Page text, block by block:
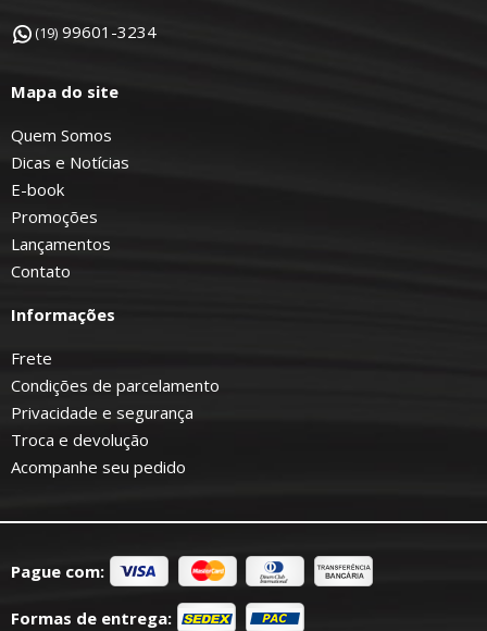
(19) 99601-3234
Mapa do site
Quem Somos
Dicas e Notícias
E-book
Promoções
Lançamentos
Contato
Informações
Frete
Condições de parcelamento
Privacidade e segurança
Troca e devolução
Acompanhe seu pedido
Pague com:
Formas de entrega: